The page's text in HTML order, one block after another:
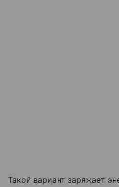
Такой вариант заряжает